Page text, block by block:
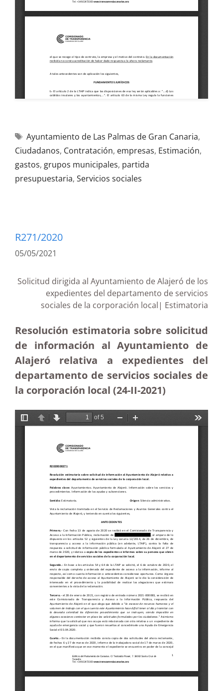
Ayuntamiento de Las Palmas de Gran Canaria,
Ciudadanos, Contratación, empresas, Estimación,
gastos, grupos municipales, partida
presupuestaria, Servicios sociales
R271/2020
05/05/2021
Solicitud dirigida al Ayuntamiento de Alajeró de los
expedientes del departamento de servicios
sociales de la corporación local| Estimatoria
Resolución estimatoria sobre solicitud
de información al Ayuntamiento de
Alajeró relativa a expedientes del
departamento de servicios sociales de
la corporación local (24-II-2021)